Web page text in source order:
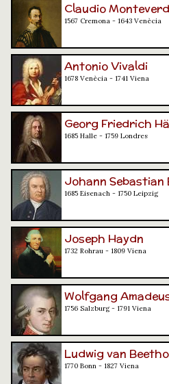
Claudio
1567 Cremona - 1643 Venècia
Antonio Vivaldi
1678 Venècia - 1741 Viena
Georg Friedrich
1685 Halle - 1759 Londres
Johann Sebastian
1685 Eisenach - 1750 Leipzig
Joseph Haydn
1732 Rohrau - 1809 Viena
Wolfgang
1756 Salzburg - 1791 Viena
Ludwig van
1770 Bonn - 1827 Viena